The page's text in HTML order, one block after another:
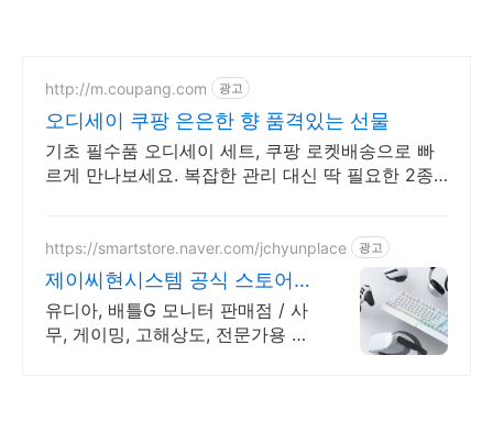
http://m.coupang.com 광고
오디세이 쿠팡 은은한 향 품격있는 선물
기초 필수품 오디세이 세트, 쿠팡 로켓배송으로 빠
르게 만나보세요. 복잡한 관리 대신 딱 필요한 2종!
https://smartstore.naver.com/jchyunplace 광고
제이씨현시스템 공식 스토어
제이씨현플레이스 공식 스토어
유디아, 배틀G 모니터 판매점 / 사
무, 게이밍, 고해상도, 전문가용 모